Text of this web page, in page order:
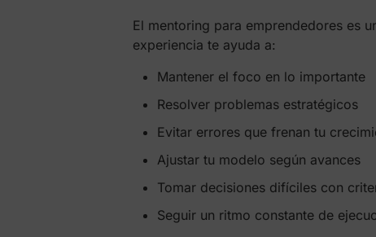
El mentoring para emprendedores es
experiencia te ayuda a:
Mantener el foco en lo importante
Resolver problemas estratégicos
Evitar errores que frenan tu
Ajustar tu modelo según avances
Tomar decisiones difíciles con
Seguir un ritmo constante de